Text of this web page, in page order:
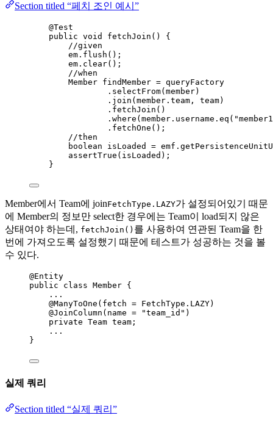
Section titled “페치 조인 예시”
@Test
public void fetchJoin ()
{
//given
em . flush () ;
em . clear() ;
//when
Member findMember = queryFactory
. selectFrom( member)
. join ( member . team , team)
. fetchJoin ()
. where ( member . username . eq ( "member1
. fetchOne () ;
//then
boolean
isLoaded = emf .
assertTrue ( isLoaded ) ;
}
Member에서 Team에 joinFetchType.LAZY가 설정되어있기 때문
에 Member의 정보만 select한 경우에는 Team이 load되지 않은
상태여야 하는데, fetchJoin() 를 사용하여 연관된 Team을 한
번에 가져오도록 설정했기 때문에 테스트가 성공하는 것을 볼
수 있다.
@Entity
public class Member {
...
@ManyToOne(fetch = FetchType.LAZY)
@JoinColumn(name = "team_id")
private Team team;
...
}
실제 쿼리
Section titled “실제 쿼리”